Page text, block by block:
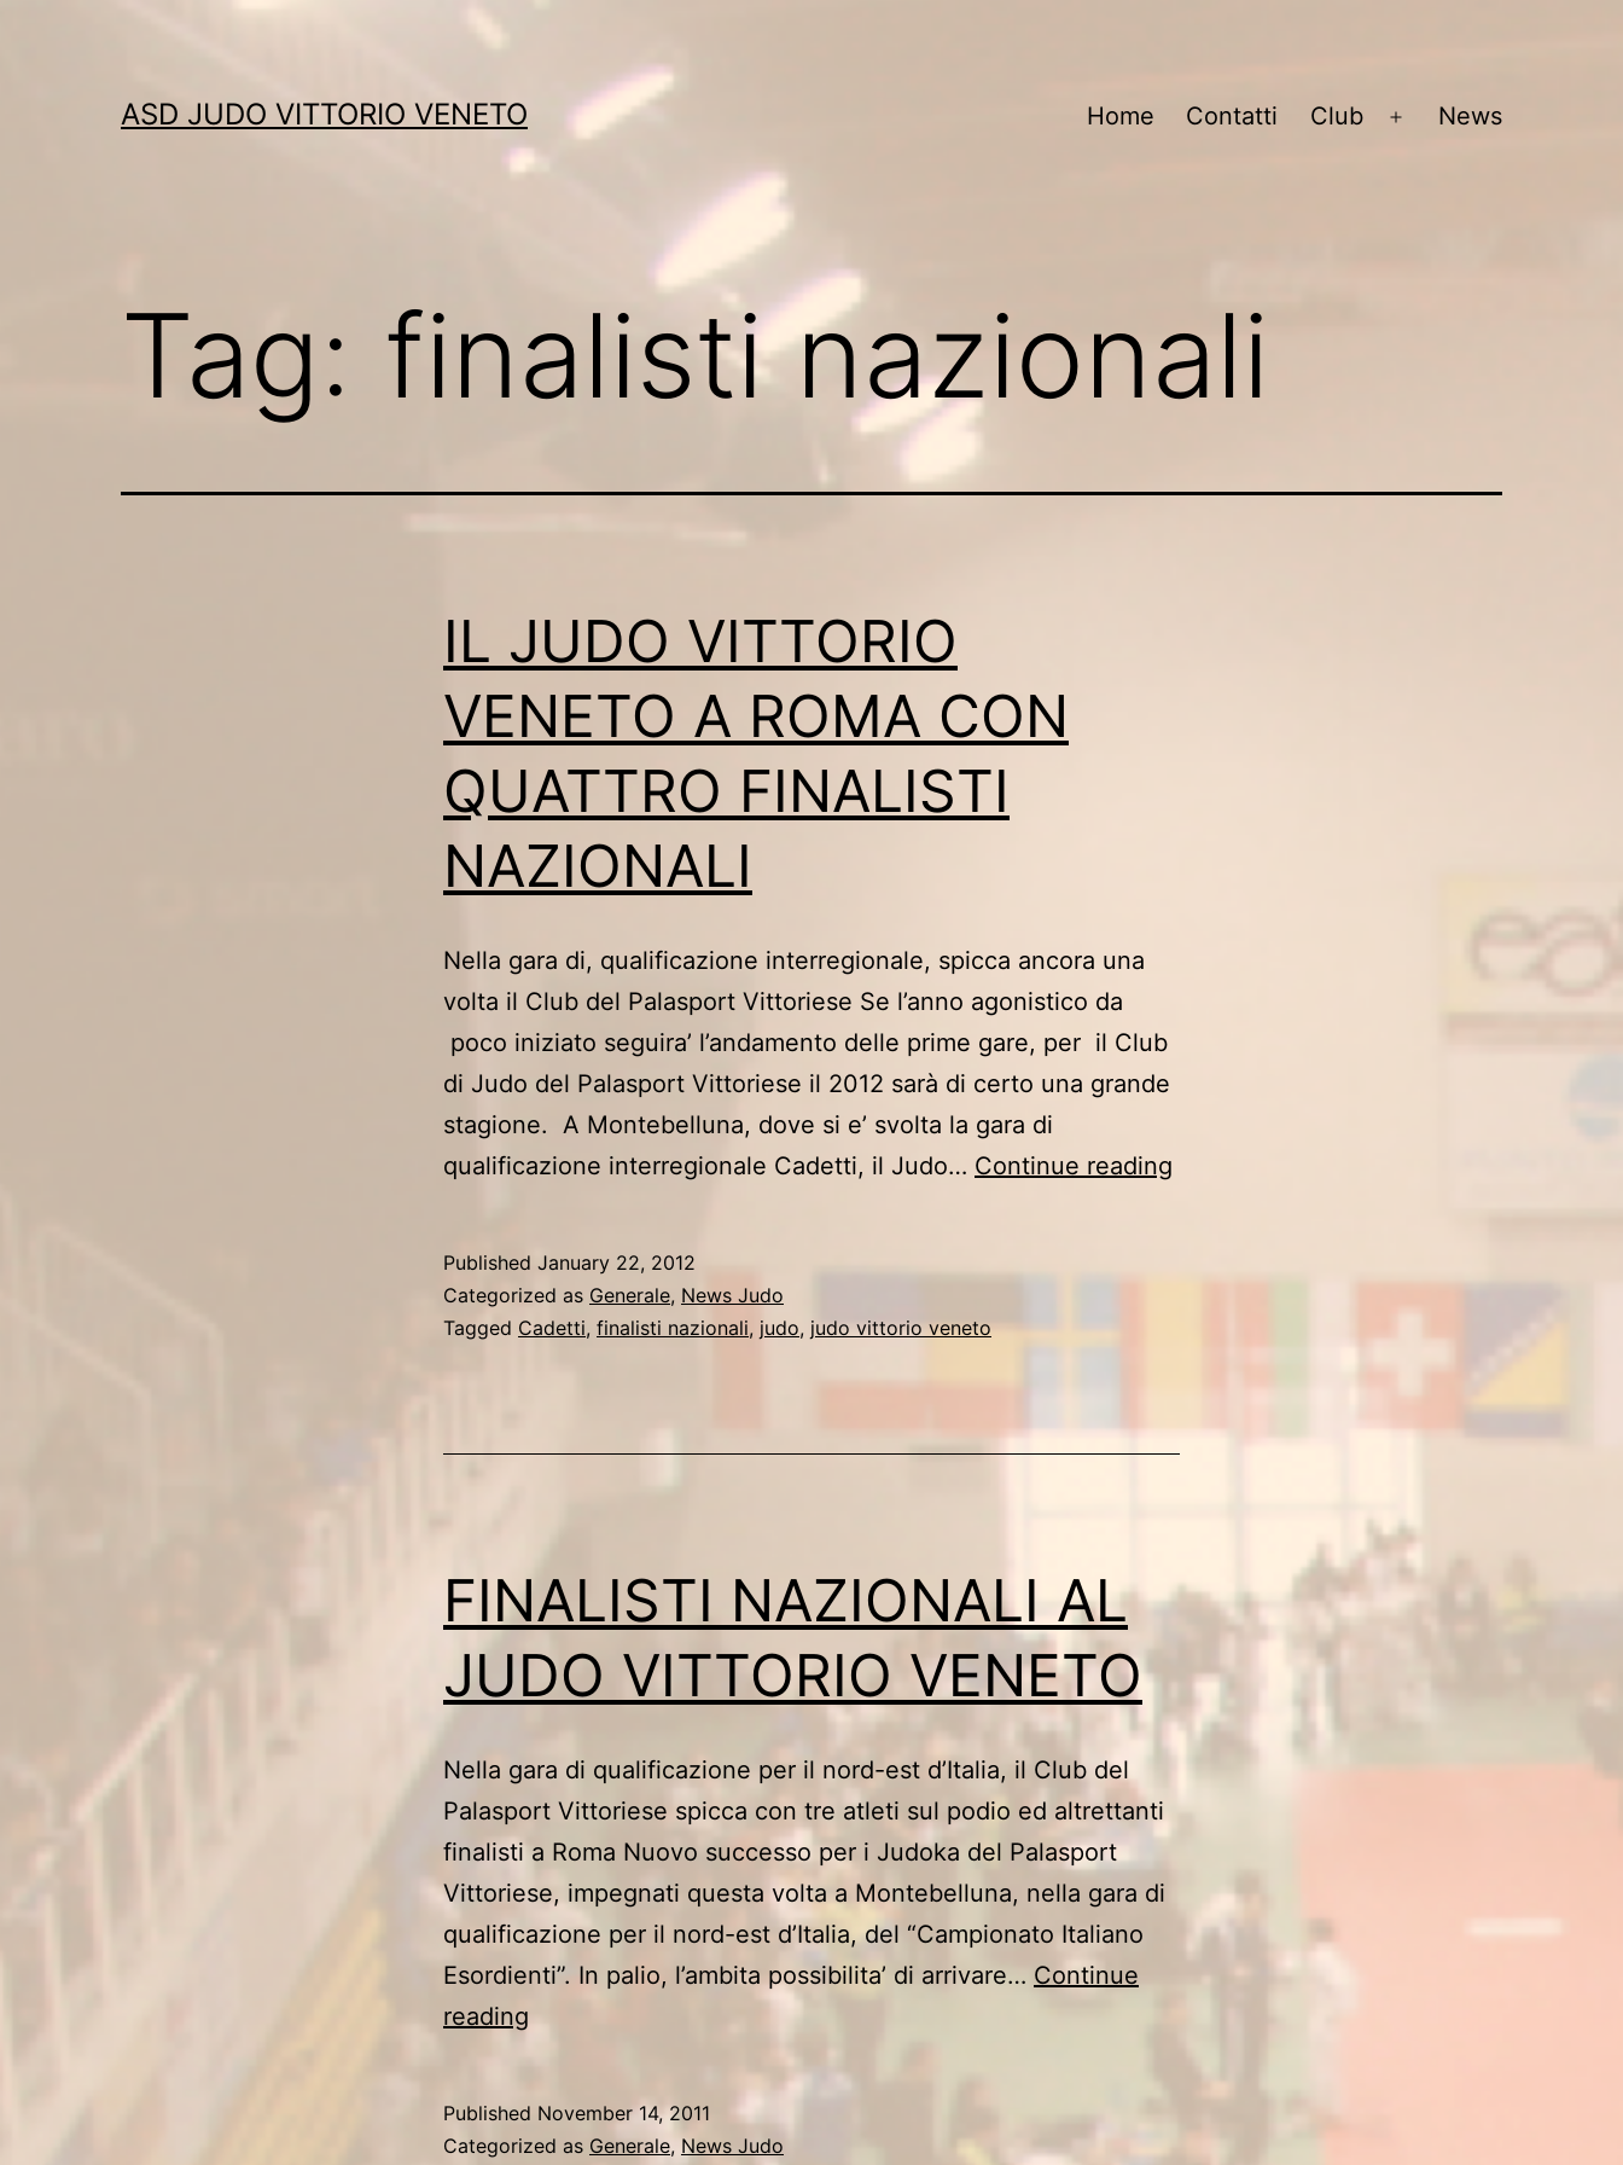
ASD JUDO VITTORIO VENETO Home Contatti Club
Open
News
Tag: finalisti nazionali
IL JUDO VITTORIO
VENETO A ROMA CON
QUATTRO FINALISTI
NAZIONALI
Nella gara di, qualificazione interregionale, spicca ancora una
volta il Club del Palasport Vittoriese Se l’anno agonistico da
poco iniziato seguira’ l’andamento delle prime gare, per il Club
di Judo del Palasport Vittoriese il 2012 sarà di certo una grande
stagione. A Montebelluna, dove si e’ svolta la gara di
qualificazione interregionale Cadetti, il Judo… Continue reading
QUATTRO
Published January 22, 2012
Categorized as Generale, News Judo
Tagged Cadetti, finalisti nazionali, judo, judo vittorio veneto
FINALISTI NAZIONALI AL
JUDO VITTORIO VENETO
Nella gara di qualificazione per il nord-est d’Italia, il Club del
Palasport Vittoriese spicca con tre atleti sul podio ed altrettanti
finalisti a Roma Nuovo successo per i Judoka del Palasport
Vittoriese, impegnati questa volta a Montebelluna, nella gara di
qualificazione per il nord-est d’Italia, del “Campionato Italiano
Esordienti”. In palio, l’ambita possibilita’ di arrivare… Continue
reading
JUDO
Published November 14, 2011
Categorized as Generale, News Judo